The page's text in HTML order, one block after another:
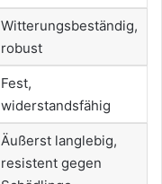
Witterungsbeständig,
robust
Fest,
widerstandsfähig
Äußerst langlebig,
resistent gegen